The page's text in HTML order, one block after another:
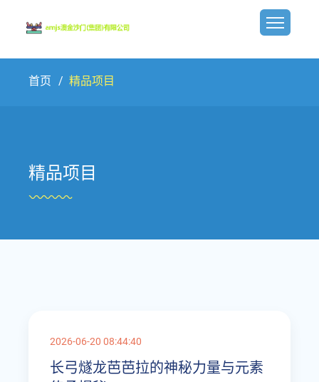
首页 精品项目
精品项目
2026-06-20 08:44:40
长弓燧龙芭芭拉的神秘力量与元素